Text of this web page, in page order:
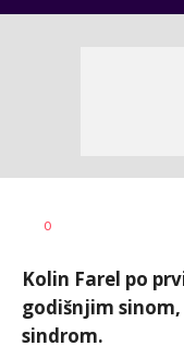
0
Kolin Farel po
godišnjim
sindrom.